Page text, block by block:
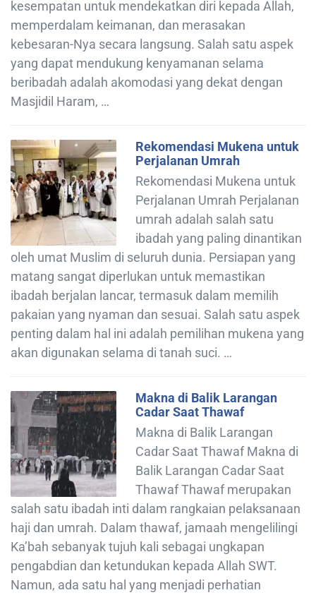
kesempatan untuk mendekatkan diri kepada Allah,
memperdalam keimanan, dan merasakan
kebesaran-Nya secara langsung. Salah satu aspek
yang dapat mendukung kenyamanan selama
beribadah adalah akomodasi yang dekat dengan
Masjidil Haram, …
Rekomendasi Mukena untuk
Perjalanan Umrah
Rekomendasi Mukena untuk
Perjalanan Umrah Perjalanan
umrah adalah salah satu
ibadah yang paling dinantikan
oleh umat Muslim di seluruh dunia. Persiapan yang
matang sangat diperlukan untuk memastikan
ibadah berjalan lancar, termasuk dalam memilih
pakaian yang nyaman dan sesuai. Salah satu aspek
penting dalam hal ini adalah pemilihan mukena yang
akan digunakan selama di tanah suci. …
Makna di Balik Larangan
Cadar Saat Thawaf
Makna di Balik Larangan
Cadar Saat Thawaf Makna di
Balik Larangan Cadar Saat
Thawaf Thawaf merupakan
salah satu ibadah inti dalam rangkaian pelaksanaan
haji dan umrah. Dalam thawaf, jamaah mengelilingi
Ka’bah sebanyak tujuh kali sebagai ungkapan
pengabdian dan ketundukan kepada Allah SWT.
Namun, ada satu hal yang menjadi perhatian